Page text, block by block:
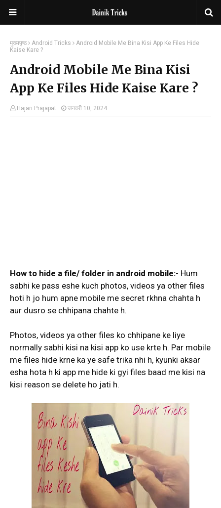
मुख्यपृष्ठ Android Tricks
Android Mobile Me Bina Kisi App Ke Files Hide
Kaise Kare ?
Android Mobile Me Bina Kisi
App Ke Files Hide Kaise Kare ?
Hajari Prajapat जनवरी 10, 2024
How to hide a file/ folder in android mobile:- Hum
sabhi ke pass eshe kuch photos, videos ya other files
hoti h jo hum apne mobile me secret rkhna chahta h
aur dusro se chhipana chahte h.
Photos, videos ya other files ko chhipane ke liye
normally sabhi kisi na kisi app ko use krte h. Par mobile
me files hide krne ka ye safe trika nhi h, kyunki aksar
esha hota h ki app me hide ki gyi files baad me kisi na
kisi reason se delete ho jati h.